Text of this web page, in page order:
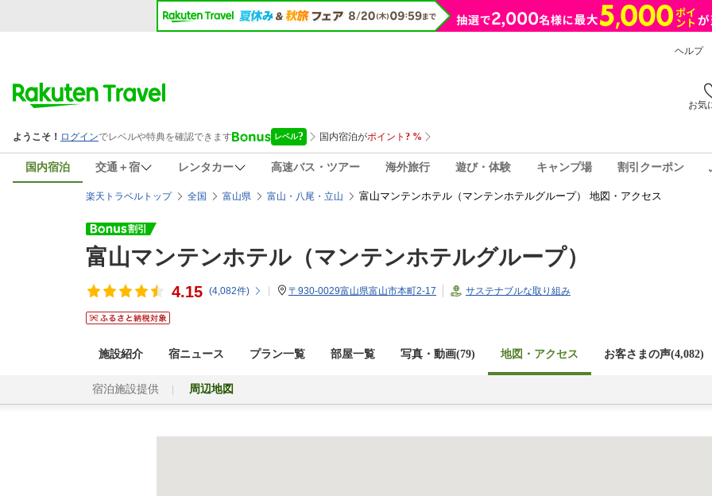
ヘルプ
お気
国内宿泊 交通＋宿 レンタカー 高速バス・ツアー 海外旅行 遊び・体験 キャンプ場 割引クーポン
楽天トラベルトップ 全国 富山県 富山・八尾・立山 富山マンテンホテル（マンテンホテルグループ） 地図・アクセス
富山マンテンホテル（マンテンホテルグループ）
4.15 (4,082件) 〒930-0029富山県富山市本町2-17 サステナブルな取り組み
施設紹介 宿ニュース プラン一覧 部屋一覧 写真・動画(79) 地図・アクセス お客さまの声(4,082)
宿泊施設提供 周辺地図